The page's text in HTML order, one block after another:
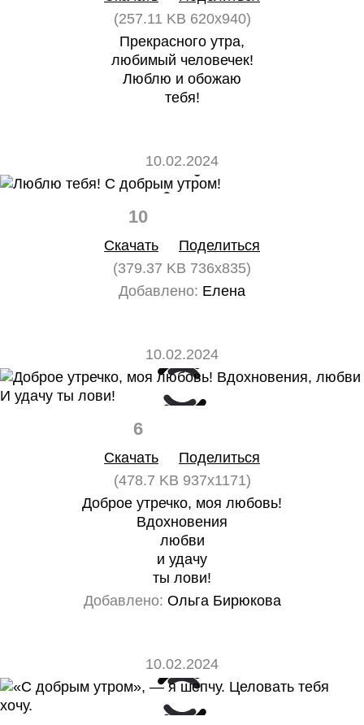
(257.11 KB 620x940)
Прекрасного утра,
любимый человечек!
Люблю и обожаю
тебя!
10.02.2024
10
Скачать
Поделиться
(379.37 KB 736x835)
Добавлено: Елена
10.02.2024
6
Скачать
Поделиться
(478.7 KB 937x1171)
Доброе утречко, моя любовь!
Вдохновения
любви
и удачу
ты лови!
Добавлено: Ольга Бирюкова
10.02.2024